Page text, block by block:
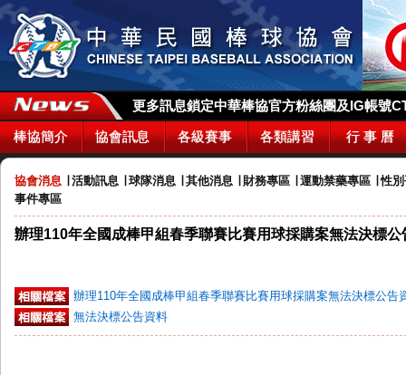
更多訊息鎖定中華棒協官方粉絲團及IG帳號
棒協簡介 協會訊息 各級賽事 各類講習 行 事 曆
協會消息 活動訊息 球隊消息 其他消息 財務專區 運動禁藥專區 ∣性
事件專區
辦理110年全國成棒甲組春季聯賽比賽用球採購案無法決標公
辦理110年全國成棒甲組春季聯賽比賽用球採購案無法決標公告
無法決標公告資料